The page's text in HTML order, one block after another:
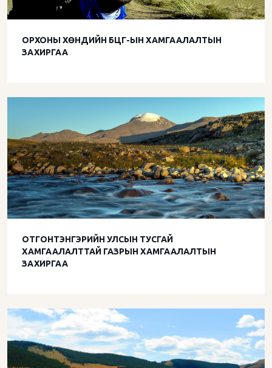
ОРХОНЫ ХӨНДИЙН БЦГ-ЫН ХАМГААЛАЛТЫН
ЗАХИРГАА
ОТГОНТЭНГЭРИЙН УЛСЫН ТУСГАЙ
ХАМГААЛАЛТТАЙ ГАЗРЫН ХАМГААЛАЛТЫН
ЗАХИРГАА